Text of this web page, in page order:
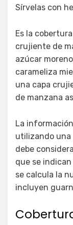
Sírvelas con
Es la
crujiente de
azúcar
carameliza
una capa
de manzana
La
utilizando una
debe
que se
se calcula la
incluyen